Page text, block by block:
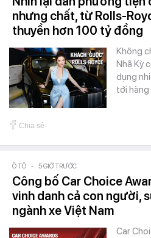
nhưng chất, từ Rolls-
thuyền hơn 100 tỷ đồng
Không
Nhã Kỳ
dụng
tới
Chia sẻ
Ô TÔ - 5 GIỜ TRƯỚC
Công bố Car Choice
vinh danh cả con người,
ngành xe Việt Nam
Car